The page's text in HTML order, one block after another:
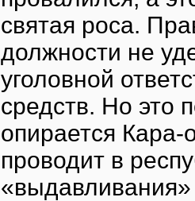
святая роса.
должности не
уголовной
средств. Но это
опирается Кара-
проводит в
«выдавливания»